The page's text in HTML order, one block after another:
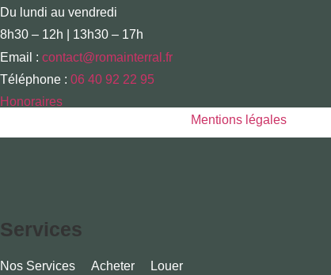
Du lundi au vendredi
8h30 – 12h | 13h30 – 17h
Email : contact@romainterral.fr
Téléphone : 06 40 92 22 95
Honoraires
Mentions légales
Services
Nos Services Acheter Louer